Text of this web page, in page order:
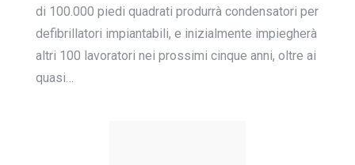
di 100.000 piedi quadrati produrrà condensatori per
defibrillatori impiantabili, e inizialmente impiegherà
altri 100 lavoratori nei prossimi cinque anni, oltre ai
quasi…